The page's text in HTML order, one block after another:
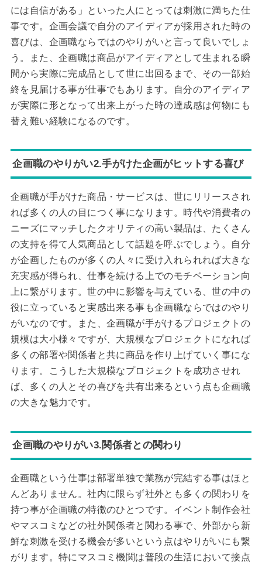
には自信がある」といった人にとっては刺激に満ちた仕
事です。企画会議で自分のアイディアが採用された時の
喜びは、企画職ならではのやりがいと言って良いでしょ
う。また、企画職は商品がアイディアとして生まれる瞬
間から実際に完成品として世に出回るまで、その一部始
終を見届ける事が仕事でもあります。自分のアイディア
が実際に形となって出来上がった時の達成感は何物にも
替え難い経験になるのです。
企画職のやりがい2.手がけた企画がヒットする喜び
企画職が手がけた商品・サービスは、世にリリースされ
れば多くの人の目につく事になります。時代や消費者の
ニーズにマッチしたクオリティの高い製品は、たくさん
の支持を得て人気商品として話題を呼ぶでしょう。自分
が企画したものが多くの人々に受け入れられれば大きな
充実感が得られ、仕事を続ける上でのモチベーション向
上に繋がります。世の中に影響を与えている、世の中の
役に立っていると実感出来る事も企画職ならではのやり
がいなのです。また、企画職が手がけるプロジェクトの
規模は大小様々ですが、大規模なプロジェクトになれば
多くの部署や関係者と共に商品を作り上げていく事にな
ります。こうした大規模なプロジェクトを成功させれ
ば、多くの人とその喜びを共有出来るという点も企画職
の大きな魅力です。
企画職のやりがい3.関係者との関わり
企画職という仕事は部署単独で業務が完結する事はほと
んどありません。社内に限らず社外とも多くの関わりを
持つ事が企画職の特徴のひとつです。イベント制作会社
やマスコミなどの社外関係者と関わる事で、外部から新
鮮な刺激を受ける機会が多いという点はやりがいにも繋
がります。特にマスコミ機関は普段の生活において接点